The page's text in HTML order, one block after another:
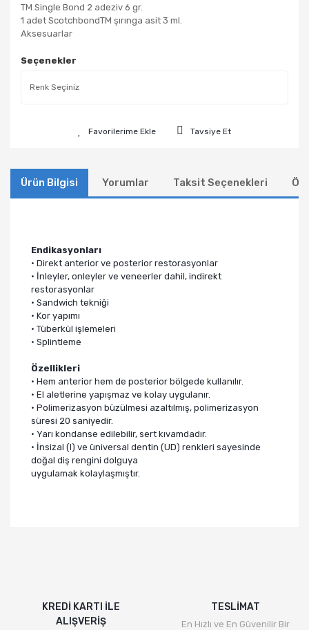
TM Single Bond 2 adeziv 6 gr.
1 adet ScotchbondTM şırınga asit 3 ml.
Aksesuarlar
Seçenekler
Tavsiye Et
Ürün Bilgisi Yorumlar Taksit Seçenekleri
Endikasyonları
• Direkt anterior ve posterior restorasyonlar
• İnleyler, onleyler ve veneerler dahil, indirekt
restorasyonlar
• Sandwich tekniği
• Kor yapımı
• Tüberkül işlemeleri
• Splintleme
Özellikleri
• Hem anterior hem de posterior bölgede kullanılır.
• El aletlerine yapışmaz ve kolay uygulanır.
• Polimerizasyon büzülmesi azaltılmış, polimerizasyon
süresi 20 saniyedir.
• Yarı kondanse edilebilir, sert kıvamdadır.
• İnsizal (I) ve üniversal dentin (UD) renkleri sayesinde
doğal diş rengini dolguya
uygulamak kolaylaşmıştır.
Ürün açıklamasında eksik bilgiler bulunuyor.
Ürün bilgilerinde hatalar bulunuyor.
KREDİ KARTI İLE
ALIŞVERİŞ
TESLİMAT
En Hızlı ve En Güvenilir Bir